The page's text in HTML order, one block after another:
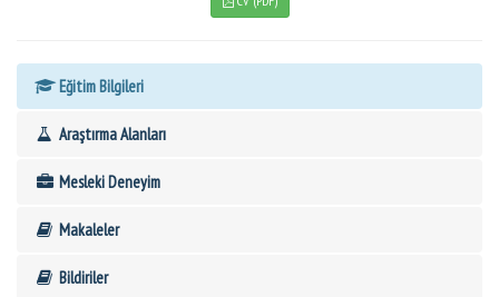
Eğitim Bilgileri
Araştırma Alanları
Mesleki Deneyim
Makaleler
Bildiriler